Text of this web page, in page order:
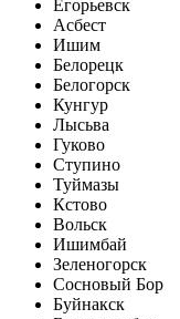
Егорьевск
Асбест
Ишим
Белорецк
Белогорск
Кунгур
Лысьва
Гуково
Ступино
Туймазы
Кстово
Вольск
Ишимбай
Зеленогорск
Сосновый Бор
Буйнакск